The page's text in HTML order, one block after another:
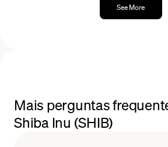
See More
Mais perguntas
Shiba Inu (SHIB)